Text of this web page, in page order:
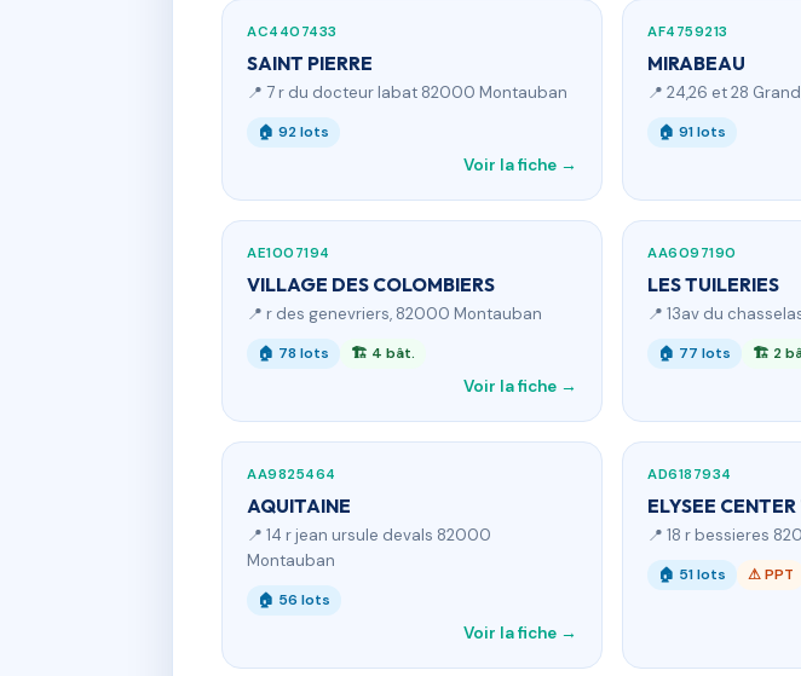
AC4407433
SAINT PIERRE
📍 7 r du docteur labat 82000 Montauban
🏠 92 lots
Voir la fiche →
AF4759213
MIRABEAU
📍 24,26 et 28
🏠 91 lots
AE1007194
VILLAGE DES COLOMBIERS
📍 r des genevriers, 82000 Montauban
🏠 78 lots 🏗 4 bât.
Voir la fiche →
AA6097190
LES TUILERIES
📍 13av du
🏠 77 lots 🏗 2
AA9825464
AQUITAINE
📍 14 r jean ursule devals 82000
Montauban
🏠 56 lots
Voir la fiche →
AD6187934
ELYSEE CENTER
📍 18 r bessieres
🏠 51 lots ⚠ PPT